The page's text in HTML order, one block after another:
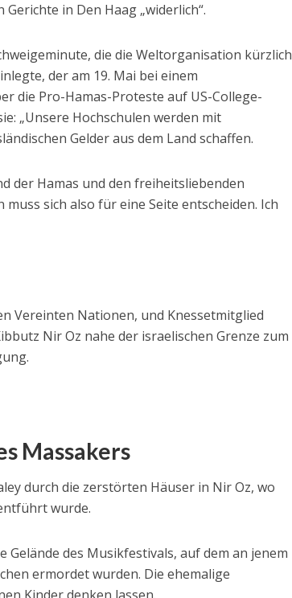
in Den Haag „widerlich“.
die die Weltorganisation kürzlich
der am 19. Mai bei einem
die Pro-Hamas-Proteste auf US-College-
„Unsere Hochschulen werden mit
Gelder aus dem Land schaffen.
der Hamas und den freiheitsliebenden
muss sich also für eine Seite entscheiden. Ich
Vereinten Nationen, und Knessetmitglied
Nir Oz nahe der israelischen Grenze zum
Massakers
durch die zerstörten Häuser in Nir Oz, wo
wurde.
des Musikfestivals, auf dem an jenem
ermordet wurden. Die ehemalige